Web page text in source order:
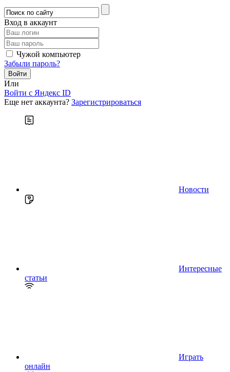
Вход в аккаунт
Чужой компьютер
Забыли пароль?
Или
Войти c Яндекс ID
Еще нет аккаунта? Зарегистрироваться
Новости
Интересные
статьи
Играть
онлайн